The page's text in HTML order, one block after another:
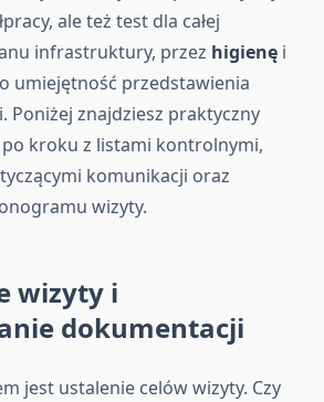
ale też test dla całej
infrastruktury, przez higienę i
umiejętność przedstawienia
Poniżej znajdziesz praktyczny
kroku z listami kontrolnymi,
komunikacji oraz
wizyty.
wizyty i
dokumentacji
jest ustalenie celów wizyty. Czy